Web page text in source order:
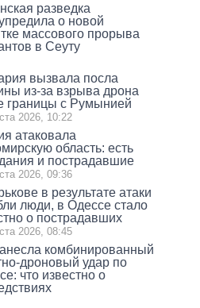
разведка
о новой
массового прорыва
в Сеуту
вызвала посла
из-за взрыва дрона
границы с Румынией
2026, 10:22
атаковала
область: есть
и пострадавшие
2026, 09:36
в результате атаки
люди, в Одессе стало
о пострадавших
2026, 08:45
комбинированный
дроновый удар по
что известно о